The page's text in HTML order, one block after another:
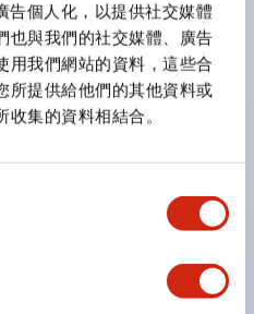
告個人化，以提供社交媒體
也與我們的社交媒體、廣告
用我們網站的資料，這些合
所提供給他們的其他資料或
集的資料相結合。
的開關和切換，適用範圍廣
的組合，可實現各種接點構
，並提供手柄操作型、鑰匙